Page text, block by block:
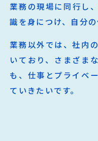
業務の現場に同行し
識を身につけ、自分
業務以外では、社内
いており、さまざま
も、仕事とプライベ
ていきたいです。